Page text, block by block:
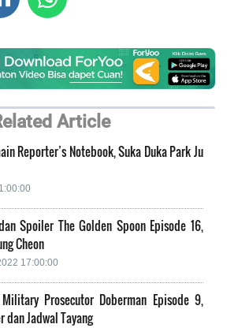
Article
Reporter’s Notebook, Suka Duka Park Ju
Spoiler The Golden Spoon Episode 16,
Cheon
17:00:00
Prosecutor Doberman Episode 9,
dan Jadwal Tayang